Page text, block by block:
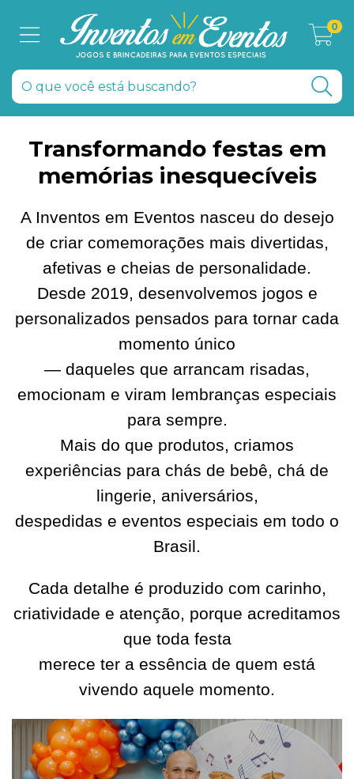
0
Transformando festas em
memórias inesquecíveis
A Inventos em Eventos nasceu do desejo
de criar comemorações mais divertidas,
afetivas e cheias de personalidade.
Desde 2019, desenvolvemos jogos e
personalizados pensados para tornar cada
momento único
— daqueles que arrancam risadas,
emocionam e viram lembranças especiais
para sempre.
Mais do que produtos, criamos
experiências para chás de bebê, chá de
lingerie, aniversários,
despedidas e eventos especiais em todo o
Brasil.
Cada detalhe é produzido com carinho,
criatividade e atenção, porque acreditamos
que toda festa
merece ter a essência de quem está
vivendo aquele momento.